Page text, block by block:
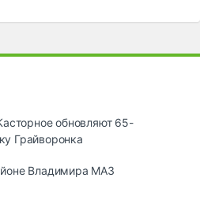
обновляют 65-
Грайворонка
Владимира МАЗ